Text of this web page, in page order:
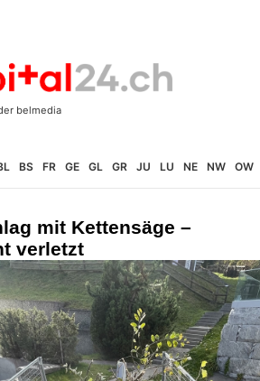
BS FR GE GL GR JU LU NE NW OW
mit Kettensäge –
verletzt